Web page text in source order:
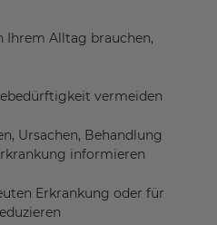
Ihrem Alltag brauchen,
vermeiden
Ursachen, Behandlung
informieren
Erkrankung oder für